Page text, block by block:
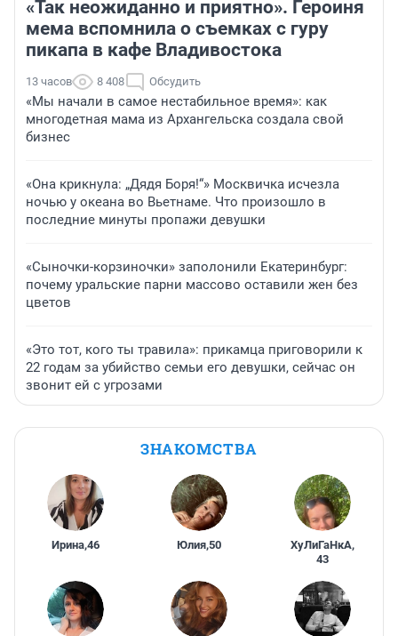
«Так неожиданно и приятно». Героиня
мема вспомнила о съемках с гуру
пикапа в кафе Владивостока
13 часов 8 408 Обсудить
«Мы начали в самое нестабильное время»: как
многодетная мама из Архангельска создала свой
бизнес
«Она крикнула: „Дядя Боря!“» Москвичка исчезла
ночью у океана во Вьетнаме. Что произошло в
последние минуты пропажи девушки
«Сыночки-корзиночки» заполонили Екатеринбург:
почему уральские парни массово оставили жен без
цветов
«Это тот, кого ты травила»: прикамца приговорили к
22 годам за убийство семьи его девушки, сейчас он
звонит ей с угрозами
ЗНАКОМСТВА
Ирина,46 Юлия,50 ХуЛиГаНкА,
43